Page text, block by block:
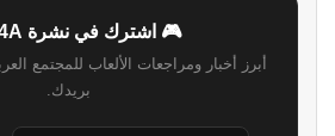
🎮 اشترك في نشرة VGA4A
أبرز أخبار ومراجعات الألعاب للمجتمع
بريدك.